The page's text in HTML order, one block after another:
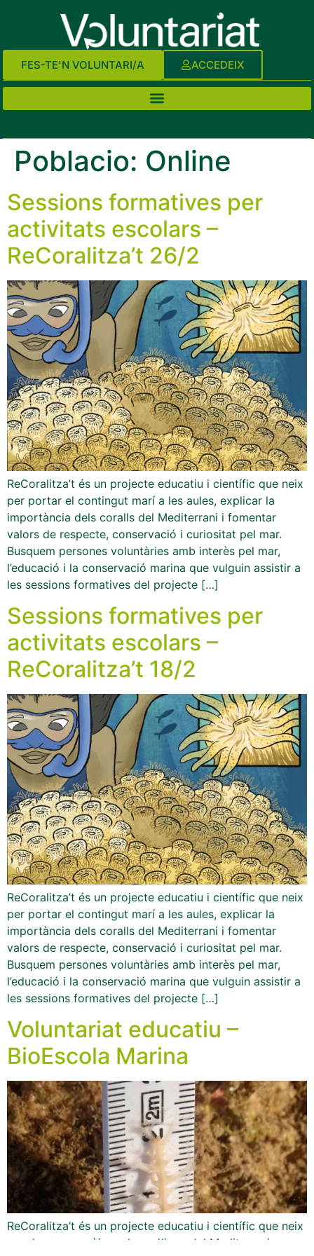
FES-TE'N VOLUNTARI/A ACCEDEIX
Poblacio: Online
Sessions formatives per
activitats escolars –
ReCoralitza’t 26/2
ReCoralitza’t és un projecte educatiu i científic que neix
per portar el contingut marí a les aules, explicar la
importància dels coralls del Mediterrani i fomentar
valors de respecte, conservació i curiositat pel mar.
Busquem persones voluntàries amb interès pel mar,
l’educació i la conservació marina que vulguin assistir a
les sessions formatives del projecte […]
Sessions formatives per
activitats escolars –
ReCoralitza’t 18/2
ReCoralitza’t és un projecte educatiu i científic que neix
per portar el contingut marí a les aules, explicar la
importància dels coralls del Mediterrani i fomentar
valors de respecte, conservació i curiositat pel mar.
Busquem persones voluntàries amb interès pel mar,
l’educació i la conservació marina que vulguin assistir a
les sessions formatives del projecte […]
Voluntariat educatiu –
BioEscola Marina
ReCoralitza’t és un projecte educatiu i científic que neix
per donar a conèixer el coral·ligen del Mediterrani,